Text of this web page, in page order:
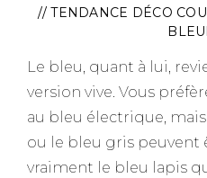
// TENDANCE DÉCO
Le bleu, quant à lui,
version vive. Vous
au bleu électrique,
ou le bleu gris peuvent
vraiment le bleu lapis